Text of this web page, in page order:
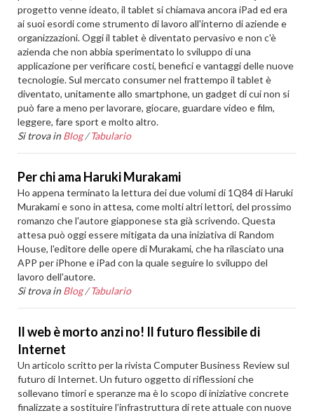
progetto venne ideato, il tablet si chiamava ancora iPad ed era
ai suoi esordi come strumento di lavoro all'interno di aziende e
organizzazioni. Oggi il tablet è diventato pervasivo e non c'è
azienda che non abbia sperimentato lo sviluppo di una
applicazione per verificare costi, benefici e vantaggi delle nuove
tecnologie. Sul mercato consumer nel frattempo il tablet è
diventato, unitamente allo smartphone, un gadget di cui non si
può fare a meno per lavorare, giocare, guardare video e film,
leggere, fare sport e molto altro.
Si trova in Blog /Tabulario
Per chi ama Haruki Murakami
Ho appena terminato la lettura dei due volumi di 1Q84 di Haruki
Murakami e sono in attesa, come molti altri lettori, del prossimo
romanzo che l'autore giapponese sta già scrivendo. Questa
attesa può oggi essere mitigata da una iniziativa di Random
House, l'editore delle opere di Murakami, che ha rilasciato una
APP per iPhone e iPad con la quale seguire lo sviluppo del
lavoro dell'autore.
Si trova in Blog /Tabulario
Il web è morto anzi no! Il futuro flessibile di
Internet
Un articolo scritto per la rivista Computer Business Review sul
futuro di Internet. Un futuro oggetto di riflessioni che
sollevano timori e speranze ma è lo scopo di iniziative concrete
finalizzate a sostituire l’infrastruttura di rete attuale con nuove